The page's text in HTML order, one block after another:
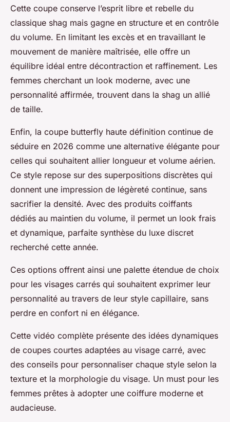
Cette coupe conserve l’esprit libre et rebelle du
classique shag mais gagne en structure et en contrôle
du volume. En limitant les excès et en travaillant le
mouvement de manière maîtrisée, elle offre un
équilibre idéal entre décontraction et raffinement. Les
femmes cherchant un look moderne, avec une
personnalité affirmée, trouvent dans la shag un allié
de taille.
Enfin, la coupe butterfly haute définition continue de
séduire en 2026 comme une alternative élégante pour
celles qui souhaitent allier longueur et volume aérien.
Ce style repose sur des superpositions discrètes qui
donnent une impression de légèreté continue, sans
sacrifier la densité. Avec des produits coiffants
dédiés au maintien du volume, il permet un look frais
et dynamique, parfaite synthèse du luxe discret
recherché cette année.
Ces options offrent ainsi une palette étendue de choix
pour les visages carrés qui souhaitent exprimer leur
personnalité au travers de leur style capillaire, sans
perdre en confort ni en élégance.
Cette vidéo complète présente des idées dynamiques
de coupes courtes adaptées au visage carré, avec
des conseils pour personnaliser chaque style selon la
texture et la morphologie du visage. Un must pour les
femmes prêtes à adopter une coiffure moderne et
audacieuse.